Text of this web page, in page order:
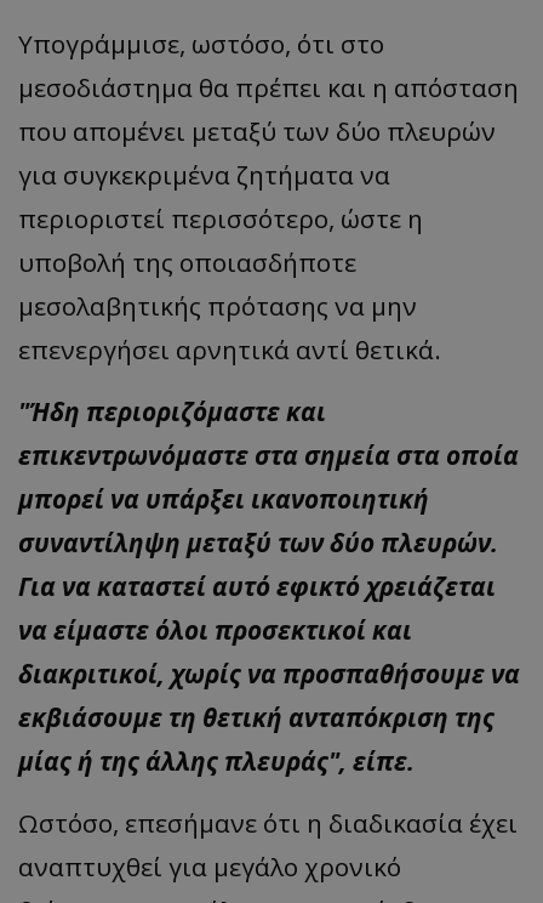
Υπογράμμισε, ωστόσο, ότι στο
μεσοδιάστημα θα πρέπει και η απόσταση
που απομένει μεταξύ των δύο πλευρών
για συγκεκριμένα ζητήματα να
περιοριστεί περισσότερο, ώστε η
υποβολή της οποιασδήποτε
μεσολαβητικής πρότασης να μην
επενεργήσει αρνητικά αντί θετικά.
"Ήδη περιοριζόμαστε και
επικεντρωνόμαστε στα σημεία στα οποία
μπορεί να υπάρξει ικανοποιητική
συναντίληψη μεταξύ των δύο πλευρών.
Για να καταστεί αυτό εφικτό χρειάζεται
να είμαστε όλοι προσεκτικοί και
διακριτικοί, χωρίς να προσπαθήσουμε να
εκβιάσουμε τη θετική ανταπόκριση της
μίας ή της άλλης πλευράς", είπε.
Ωστόσο, επεσήμανε ότι η διαδικασία έχει
αναπτυχθεί για μεγάλο χρονικό